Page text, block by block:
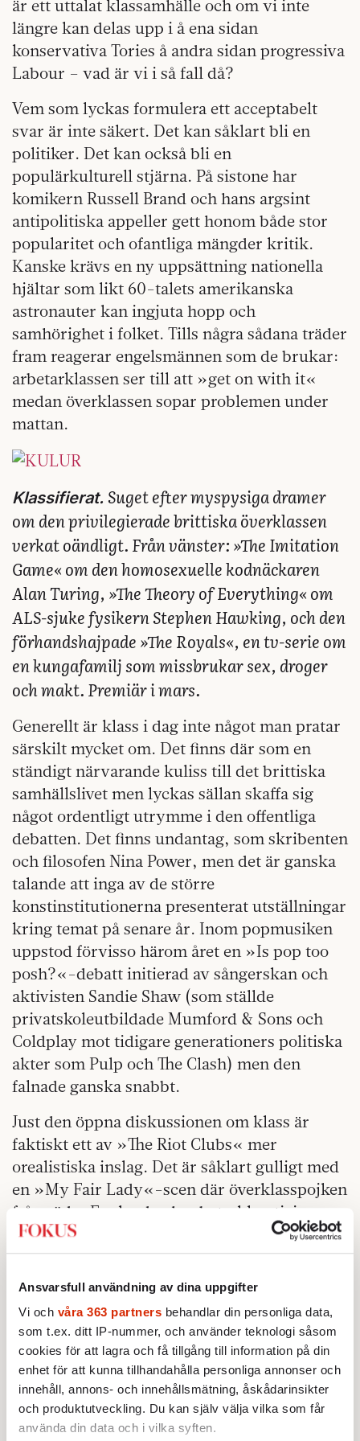
Ansvarsfull användning av dina uppgifter
Vi och våra 363 partners behandlar din personliga data,
som t.ex. ditt IP-nummer, och använder teknologi såsom
cookies för att lagra och få tillgång till information på din
enhet för att kunna tillhandahålla personliga annonser och
innehåll, annons- och innehållsmätning, åskådarinsikter
och produktutveckling. Du kan själv välja vilka som får
använda din data och i vilka syften.
är ett uttalat klassamhälle och om vi inte
längre kan delas upp i å ena sidan
konservativa Tories å andra sidan progressiva
Labour – vad är vi i så fall då?
Vem som lyckas formulera ett acceptabelt
svar är inte säkert. Det kan såklart bli en
politiker. Det kan också bli en
populärkulturell stjärna. På sistone har
komikern Russell Brand och hans argsint
antipolitiska appeller gett honom både stor
popularitet och ofantliga mängder kritik.
Kanske krävs en ny uppsättning nationella
hjältar som likt 60-talets amerikanska
astronauter kan ingjuta hopp och
samhörighet i folket. Tills några sådana träder
fram reagerar engelsmännen som de brukar:
arbetarklassen ser till att »get on with it«
medan överklassen sopar problemen under
mattan.
Klassifierat. Suget efter myspysiga dramer
om den privilegierade brittiska överklassen
verkat oändligt. Från vänster: »The Imitation
Game« om den homosexuelle kodnäckaren
Alan Turing, »The Theory of Everything« om
ALS-sjuke fysikern Stephen Hawking, och den
förhandshajpade »The Royals«, en tv-serie om
en kungafamilj som missbrukar sex, droger
och makt. Premiär i mars.
Generellt är klass i dag inte något man pratar
särskilt mycket om. Det finns där som en
ständigt närvarande kuliss till det brittiska
samhällslivet men lyckas sällan skaffa sig
något ordentligt utrymme i den offentliga
debatten. Det finns undantag, som skribenten
och filosofen Nina Power, men det är ganska
talande att inga av de större
konstinstitutionerna presenterat utställningar
kring temat på senare år. Inom popmusiken
uppstod förvisso härom året en »Is pop too
posh?«-debatt initierad av sångerskan och
aktivisten Sandie Shaw (som ställde
privatskoleutbildade Mumford & Sons och
Coldplay mot tidigare generationers politiska
akter som Pulp och The Clash) men den
falnade ganska snabbt.
Just den öppna diskussionen om klass är
faktiskt ett av »The Riot Clubs« mer
orealistiska inslag. Det är såklart gulligt med
en »My Fair Lady«-scen där överklasspojken
från södra England och arbetarklasstjejen
från norr jämför ord för toaletter och annat
viktigt. Och det finns berättartekniska
poänger med Alistair Ryles giftdrypande
monologer, men förmodligen skulle ingen av
dem utspela sig i verkligheten. Särskilt inte
inom fina Oxfordsällskap där medlemmarna
har väldigt lite att tjäna på en öppen
diskussion om vad klass faktiskt innebär.
Före detta privatskoleelever – numera bara
sju procent av befolkningen – är gravt